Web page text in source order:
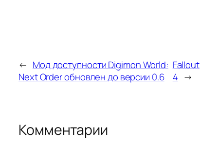
← Мод доступности Digimon World:
Next Order обновлен до версии 0.6
Fallout
4 →
Комментарии